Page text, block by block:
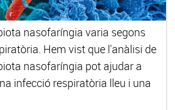
nasofaríngia varia segons
Hem vist que l'anàlisi de
nasofaríngia pot ajudar a
infecció respiratòria lleu i una